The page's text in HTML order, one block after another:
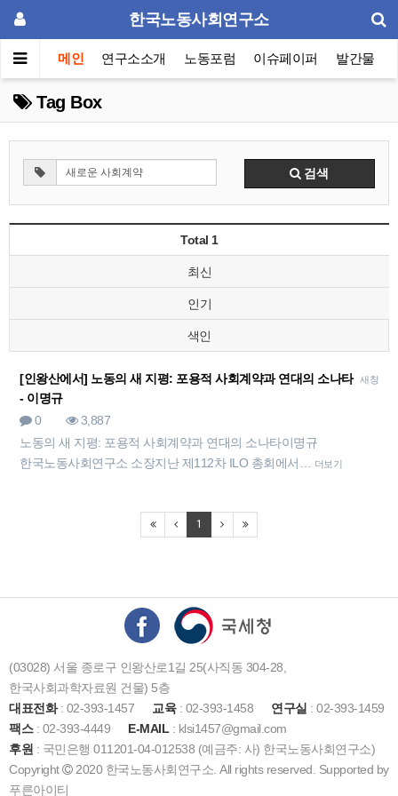
한국노동사회연구소
메인 연구소소개 노동포럼 이슈페이퍼 발간물
Tag Box
검색
Total 1
최신
인기
색인
새창
[인왕산에서] 노동의 새 지평: 포용적 사회계약과 연대의 소나타
- 이명규
0
3,887
노동의 새 지평: 포용적 사회계약과 연대의 소나타이명규
한국노동사회연구소 소장지난 제112차 ILO 총회에서…
더보기
1
(03028) 서울 종로구 인왕산로1길 25(사직동 304-28,
한국사회과학자료원 건물) 5층
대표전화: 02-393-1457 교육: 02-393-1458 연구실 : 02-393-1459
팩스: 02-393-4449 E-MAIL : klsi1457@gmail.com
후원 : 국민은행 011201-04-012538 (예금주: 사) 한국노동사회연구소)
Copyright
2020 한국노동사회연구소. All rights reserved. Supported by
푸른아이티